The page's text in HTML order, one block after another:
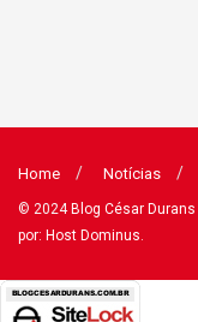
Home Notícias
© 2024 Blog César Durans
por: Host Dominus.